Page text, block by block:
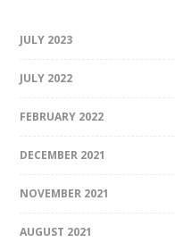
JULY 2023
JULY 2022
FEBRUARY 2022
DECEMBER 2021
NOVEMBER 2021
AUGUST 2021